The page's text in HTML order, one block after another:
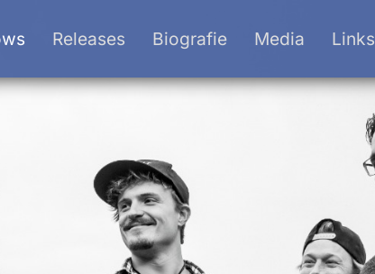
Releases Biografie Media Links